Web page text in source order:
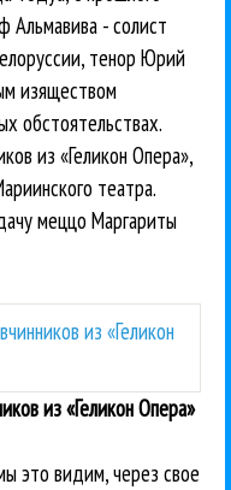
Альмавива - солист
тенор Юрий
изяществом
обстоятельствах.
из «Геликон Опера»,
театра.
меццо Маргариты
из «Геликон Опера»
это видим, через свое